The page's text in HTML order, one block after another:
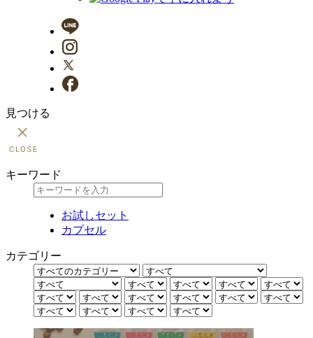
見つける
キーワード
お試しセット
カプセル
カテゴリー